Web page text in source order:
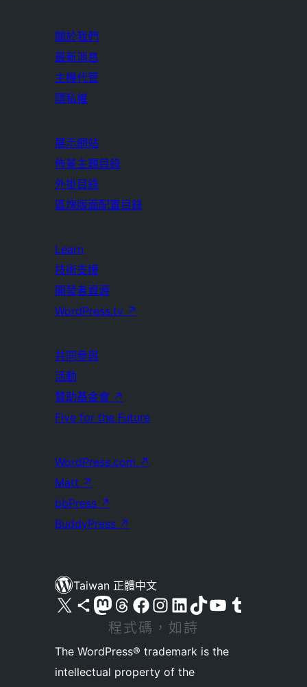
關於我們
最新消息
主機代管
隱私權
展示網站
佈景主題目錄
外掛目錄
區塊版面配置目錄
Learn
技術支援
開發者資源
WordPress.tv ↗
共同參與
活動
贊助基金會 ↗
Five for the Future
WordPress.com ↗
Matt ↗
bbPress ↗
BuddyPress ↗
Taiwan 正體中文
查看我們的 X (之前的 Twitter) 帳號 造訪我們的 Bluesky 帳號 造訪我們的 Mastodon 帳號 造訪我們的 Threads 帳號 造訪我們的 Facebook 粉絲專頁 Visit our Instagram account
Visit our LinkedIn account
造訪我們的 TikTok 帳號 Visit our YouTube channel
造訪我們的 Tumblr 帳號
程式碼，如詩
The WordPress® trademark is the
intellectual property of the